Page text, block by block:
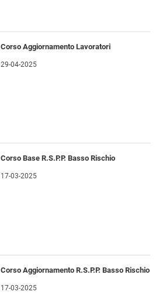
Corso Aggiornamento Lavoratori
29-04-2025
Corso Base R.S.P.P. Basso Rischio
17-03-2025
Corso Aggiornamento R.S.P.P. Basso Rischio
17-03-2025